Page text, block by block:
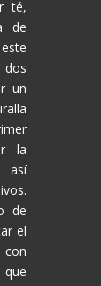
té,
de
un
la
así
de
el